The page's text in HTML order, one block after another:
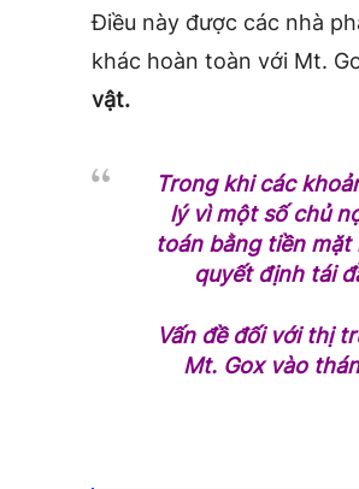
Điều này được các nhà
khác hoàn toàn với Mt.
vật.
Trong khi các
lý vì một số chủ
toán bằng tiền mặt
quyết định tái
Vấn đề đối với thị
Mt. Gox vào